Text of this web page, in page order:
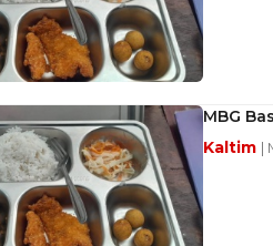
MBG
Kaltim |